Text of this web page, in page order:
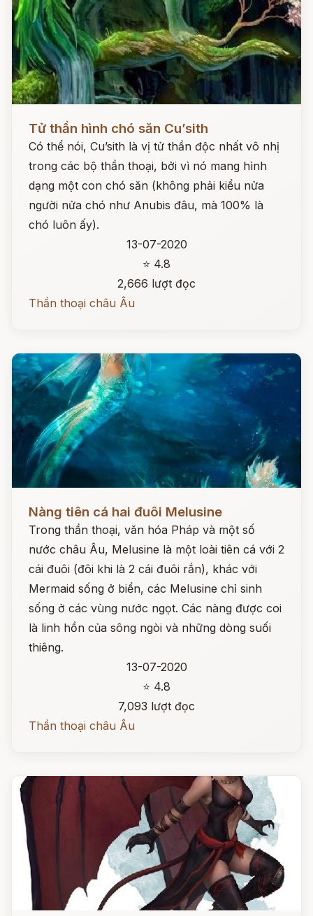
Tử thần hình chó săn Cu’sith
Có thể nói, Cu’sith là vị tử thần độc nhất vô nhị
trong các bộ thần thoại, bởi vì nó mang hình
dạng một con chó săn (không phải kiểu nửa
người nửa chó như Anubis đâu, mà 100% là
chó luôn ấy).
13-07-2020
⭐ 4.8
2,666 lượt đọc
Thần thoại châu Âu
Nàng tiên cá hai đuôi Melusine
Trong thần thoại, văn hóa Pháp và một số
nước châu Âu, Melusine là một loài tiên cá với 2
cái đuôi (đôi khi là 2 cái đuôi rắn), khác với
Mermaid sống ở biển, các Melusine chỉ sinh
sống ở các vùng nước ngọt. Các nàng được coi
là linh hồn của sông ngòi và những dòng suối
thiêng.
13-07-2020
⭐ 4.8
7,093 lượt đọc
Thần thoại châu Âu